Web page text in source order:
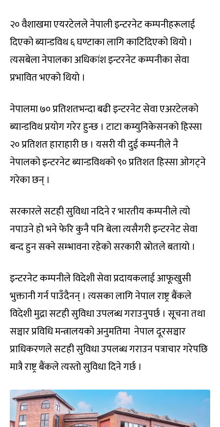
२० वैशाखमा एयरटेलले नेपाली इन्टरनेट कम्पनीहरूलाई
दिएको ब्यान्डविथ ६ घण्टाका लागि काटिदिएको थियो ।
त्यसबेला नेपालका अधिकांश इन्टरनेट कम्पनीका सेवा
प्रभावित भएको थियो ।
नेपालमा ७० प्रतिशतभन्दा बढी इन्टरनेट सेवा एअरटेलको
ब्यान्डविथ प्रयोग गरेर हुन्छ । टाटा कम्युनिकेसनको हिस्सा
२० प्रतिशत हाराहारी छ । यसरी यी दुई कम्पनीले नै
नेपालको इन्टरनेट ब्यान्डविथको ९० प्रतिशत हिस्सा ओगट्ने
गरेका छन् ।
सरकारले सटही सुविधा नदिने र भारतीय कम्पनीले त्यो
नपाउने हो भने फेरि कुनै पनि बेला त्यसैगरी इन्टरनेट सेवा
बन्द हुन सक्ने सम्भावना रहेको सरकारी स्रोतले बतायो ।
इन्टरनेट कम्पनीले विदेशी सेवा प्रदायकलाई आफूखुसी
भुक्तानी गर्न पाउँदैनन् । त्यसका लागि नेपाल राष्ट्र बैंकले
विदेशी मुद्रा सटही सुविधा उपलब्ध गराउनुपर्छ । सूचना तथा
सञ्चार प्रविधि मन्त्रालयको अनुमतिमा नेपाल दूरसञ्चार
प्राधिकरणले सटही सुविधा उपलब्ध गराउन पत्राचार गरेपछि
मात्रै राष्ट्र बैंकले त्यस्तो सुविधा दिने गर्छ ।